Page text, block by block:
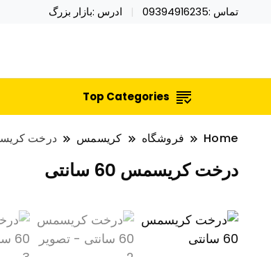
تماس :09394916235 ادرس :بازار بزرگ
نایکر توی فروش عمده لوازم
خرید محصولات خاص فیجت اسباب بازی
Top Categories
Home فروشگاه کریسمس درخت کریسمس 60
درخت کریسمس 60 سانتی